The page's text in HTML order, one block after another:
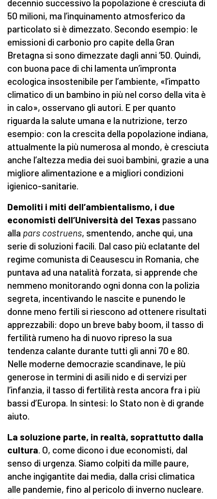
decennio successivo la popolazione è cresciuta di
50 milioni, ma l’inquinamento atmosferico da
particolato si è dimezzato. Secondo esempio: le
emissioni di carbonio pro capite della Gran
Bretagna si sono dimezzate dagli anni ‘50. Quindi,
con buona pace di chi lamenta un’impronta
ecologica insostenibile per l’ambiente, «l’impatto
climatico di un bambino in più nel corso della vita è
in calo», osservano gli autori. E per quanto
riguarda la salute umana e la nutrizione, terzo
esempio: con la crescita della popolazione indiana,
attualmente la più numerosa al mondo, è cresciuta
anche l’altezza media dei suoi bambini, grazie a una
migliore alimentazione e a migliori condizioni
igienico-sanitarie.
Demoliti i miti dell’ambientalismo, i due
economisti dell’Università del Texas passano
alla pars costruens, smentendo, anche qui, una
serie di soluzioni facili. Dal caso più eclatante del
regime comunista di Ceausescu in Romania, che
puntava ad una natalità forzata, si apprende che
nemmeno monitorando ogni donna con la polizia
segreta, incentivando le nascite e punendo le
donne meno fertili si riescono ad ottenere risultati
apprezzabili: dopo un breve baby boom, il tasso di
fertilità rumeno ha di nuovo ripreso la sua
tendenza calante durante tutti gli anni 70 e 80.
Nelle moderne democrazie scandinave, le più
generose in termini di asili nido e di servizi per
l’infanzia, il tasso di fertilità resta ancora fra i più
bassi d’Europa. In sintesi: lo Stato non è di grande
aiuto.
La soluzione parte, in realtà, soprattutto dalla
cultura. O, come dicono i due economisti, dal
senso di urgenza. Siamo colpiti da mille paure,
anche ingigantite dai media, dalla crisi climatica
alle pandemie, fino al pericolo di inverno nucleare.